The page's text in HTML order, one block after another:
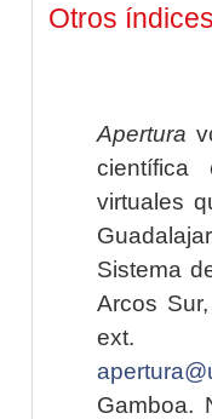
Otros índices
Apertura
científica
virtuales
Sistema
Arcos
Gamboa.